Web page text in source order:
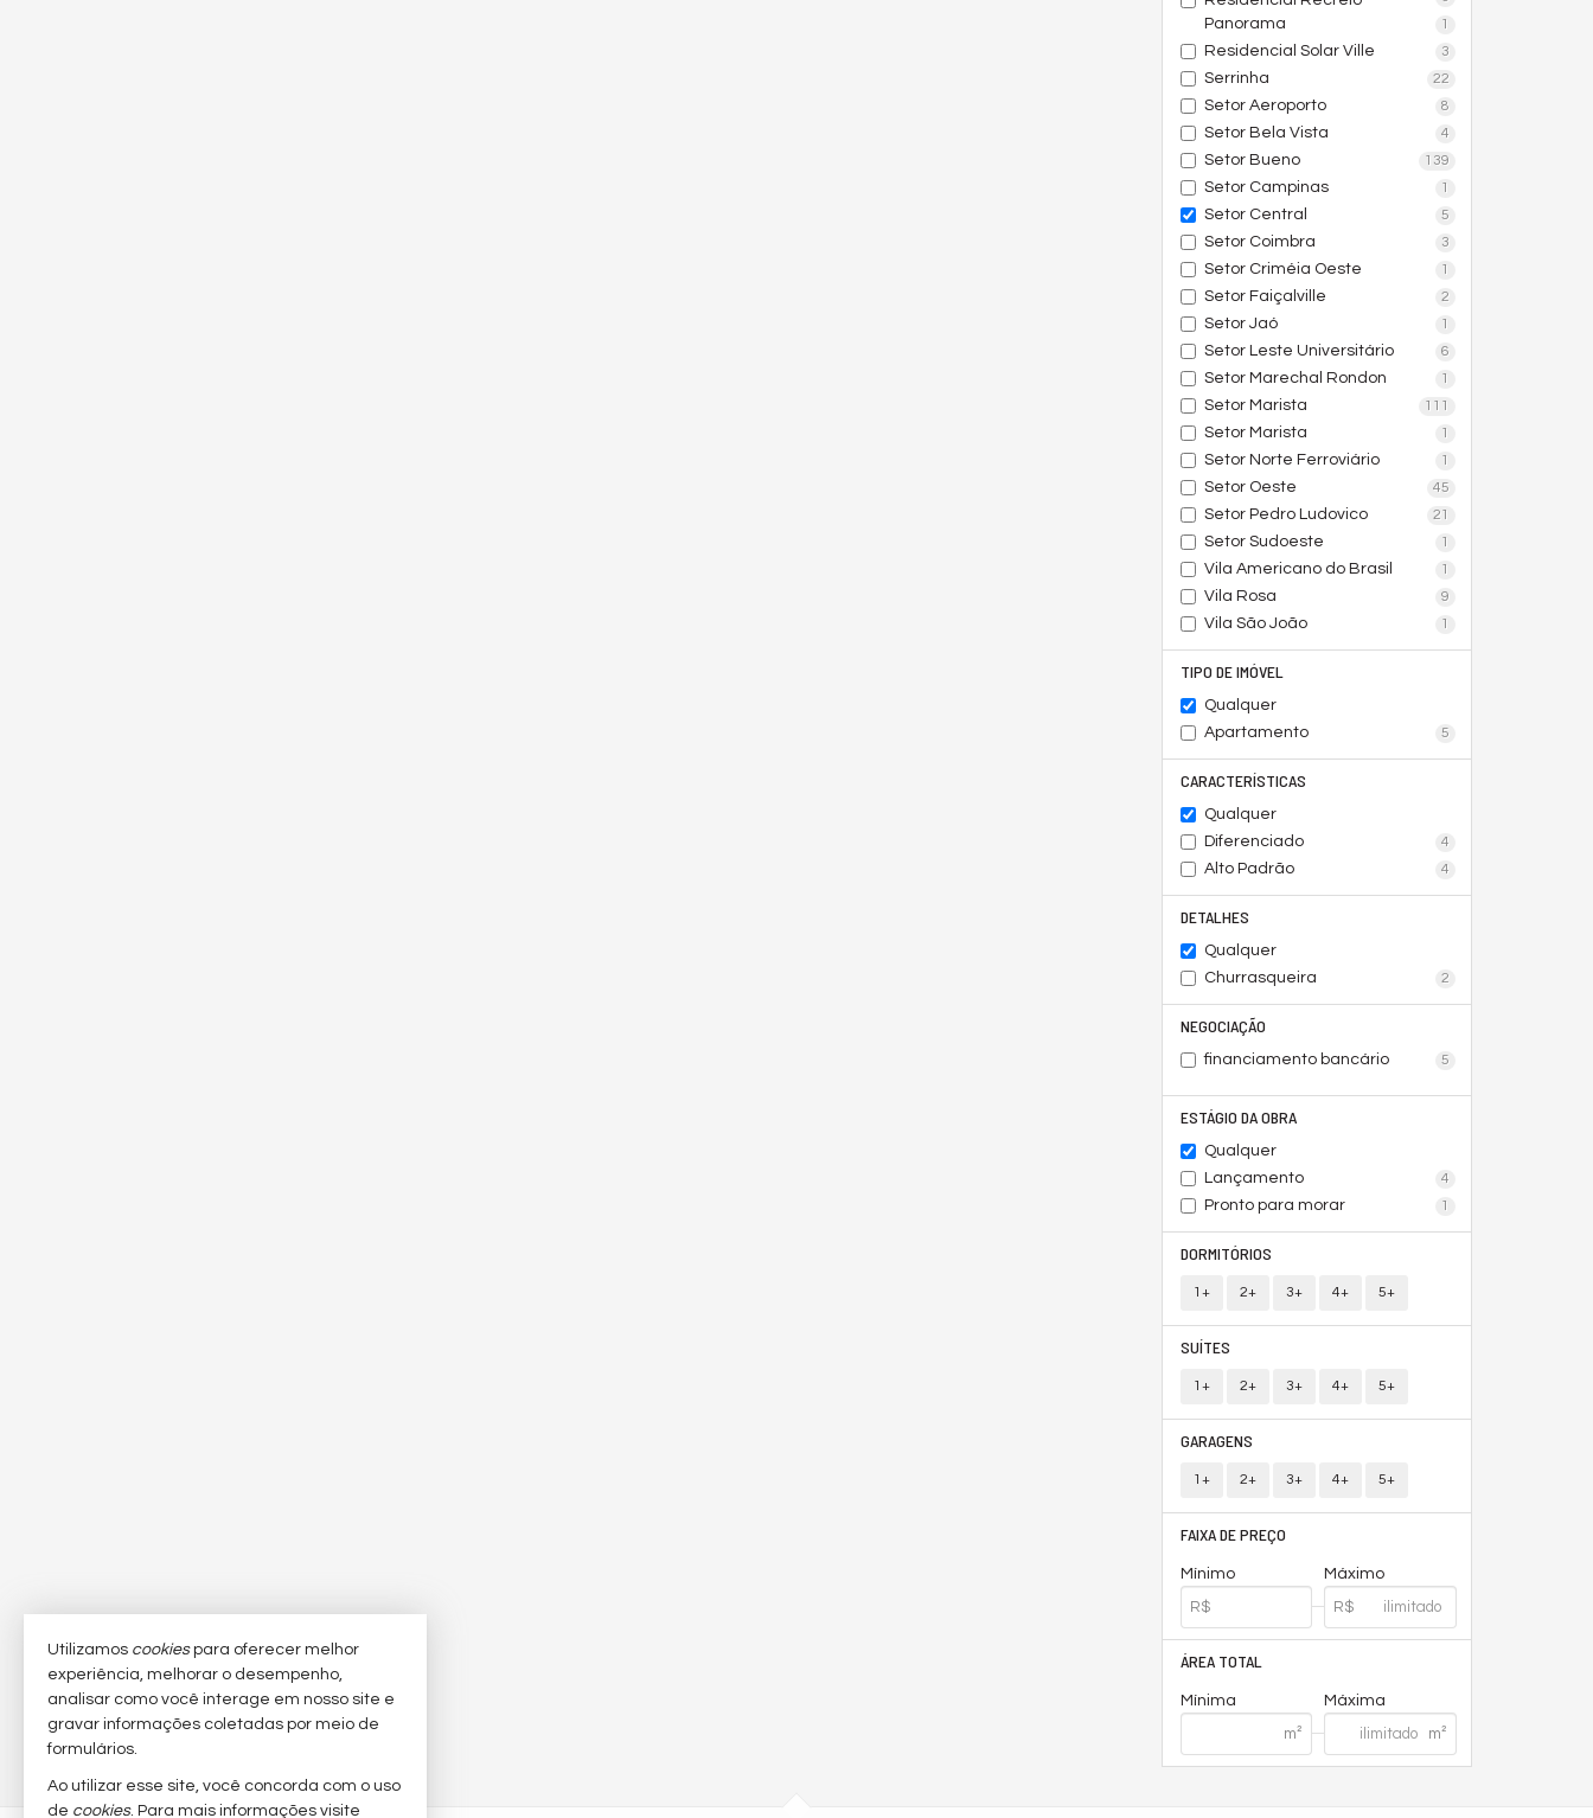
Panorama
1
Residencial Solar Ville 3
Serrinha 22
Setor Aeroporto 8
Setor Bela Vista 4
Setor Bueno 139
Setor Campinas 1
Setor Central 5
Setor Coimbra 3
Setor Criméia Oeste 1
Setor Faiçalville 2
Setor Jaó 1
Setor Leste Universitário 6
Setor Marechal Rondon 1
Setor Marista 111
Setor Marista 1
Setor Norte Ferroviário 1
Setor Oeste 45
Setor Pedro Ludovico 21
Setor Sudoeste 1
Vila Americano do Brasil 1
Vila Rosa 9
Vila São João 1
TIPO DE IMÓVEL
Qualquer
Apartamento
5
CARACTERÍSTICAS
Qualquer
Diferenciado
4
Alto Padrão 4
DETALHES
Qualquer
Churrasqueira
2
NEGOCIAÇÃO
financiamento bancário 5
ESTÁGIO DA OBRA
Qualquer
Lançamento
4
Pronto para morar 1
DORMITÓRIOS
1+ 2+ 3+ 4+ 5+
SUÍTES
1+ 2+ 3+ 4+ 5+
GARAGENS
1+ 2+ 3+ 4+ 5+
FAIXA DE PREÇO
Mínimo Máximo
ÁREA TOTAL
Mínima Máxima
Utilizamos cookiespara oferecer melhor
experiência, melhorar o desempenho,
analisar como você interage em nosso site e
gravar informações coletadas por meio de
formulários.
Ao utilizar esse site, você concorda com o uso
de cookies. Para mais informações visite